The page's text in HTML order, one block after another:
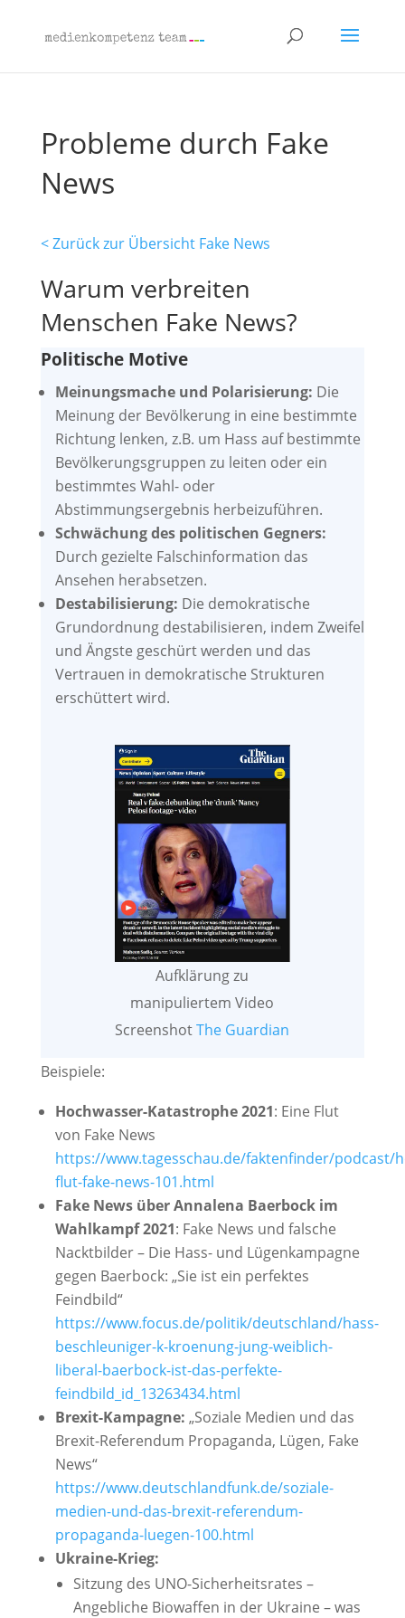
Probleme durch Fake
News
< Zurück zur Übersicht Fake News
Warum verbreiten
Menschen Fake News?
Politische Motive
Meinungsmache und Polarisierung: Die
Meinung der Bevölkerung in eine bestimmte
Richtung lenken, z.B. um Hass auf bestimmte
Bevölkerungsgruppen zu leiten oder ein
bestimmtes Wahl- oder
Abstimmungsergebnis herbeizuführen.
Schwächung des politischen Gegners:
Durch gezielte Falschinformation das
Ansehen herabsetzen.
Destabilisierung: Die demokratische
Grundordnung destabilisieren, indem Zweifel
und Ängste geschürt werden und das
Vertrauen in demokratische Strukturen
erschüttert wird.
Aufklärung zu
manipuliertem Video
ScreenshotThe Guardian
Beispiele:
Hochwasser-Katastrophe 2021: Eine Flut
von Fake News
https://www.tagesschau.de/faktenfinder/podcast/
flut-fake-news-101.html
Fake News über Annalena Baerbock im
Wahlkampf 2021: Fake News und falsche
Nacktbilder – Die Hass- und Lügenkampagne
gegen Baerbock: „Sie ist ein perfektes
Feindbild“
https://www.focus.de/politik/deutschland/hass-
beschleuniger-k-kroenung-jung-weiblich-
liberal-baerbock-ist-das-perfekte-
feindbild_id_13263434.html
Brexit-Kampagne: „Soziale Medien und das
Brexit-Referendum Propaganda, Lügen, Fake
News“
https://www.deutschlandfunk.de/soziale-
medien-und-das-brexit-referendum-
propaganda-luegen-100.html
Ukraine-Krieg:
Sitzung des UNO-Sicherheitsrates –
Angebliche Biowaffen in der Ukraine – was